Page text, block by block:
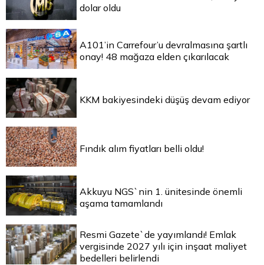
dolar oldu
A101’in Carrefour’u devralmasına şartlı
onay! 48 mağaza elden çıkarılacak
KKM bakiyesindeki düşüş devam ediyor
Fındık alım fiyatları belli oldu!
Akkuyu NGS`nin 1. ünitesinde önemli
aşama tamamlandı
Resmi Gazete`de yayımlandı! Emlak
vergisinde 2027 yılı için inşaat maliyet
bedelleri belirlendi